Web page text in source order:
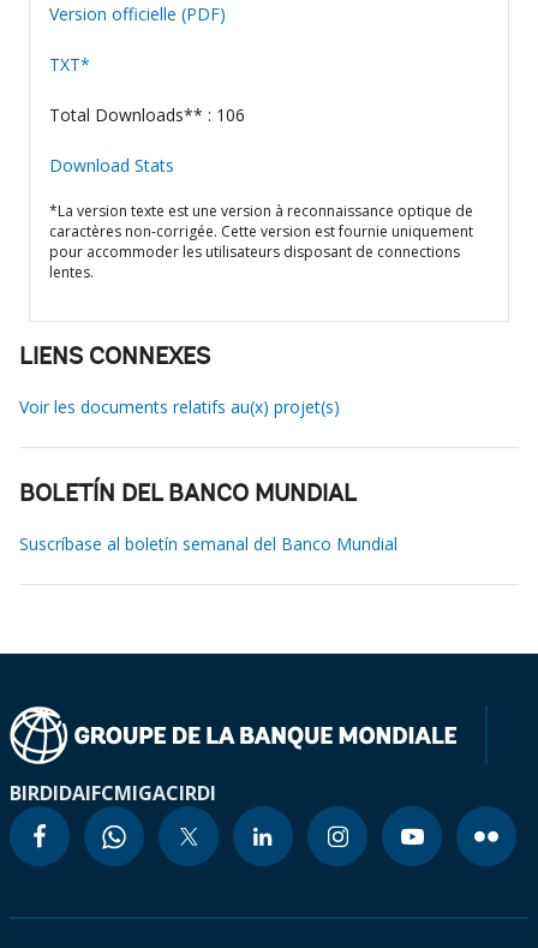
Version officielle (PDF)
TXT*
Total Downloads** : 106
Download Stats
*La version texte est une version à reconnaissance optique de
caractères non-corrigée. Cette version est fournie uniquement
pour accommoder les utilisateurs disposant de connections
lentes.
LIENS CONNEXES
Voir les documents relatifs au(x) projet(s)
BOLETÍN DEL BANCO MUNDIAL
Suscríbase al boletín semanal del Banco Mundial
BIRDIDAIFCMIGACIRDI